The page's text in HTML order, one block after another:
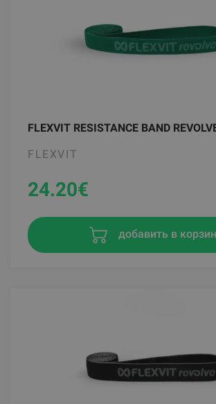
FLEXVIT RESISTANCE BAND
FLEXVIT
24.20€
добавить в